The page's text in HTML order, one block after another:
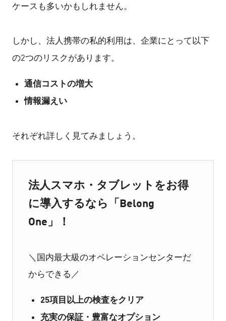
ケースも多いかもしれません。
しかし、法人携帯の私的利用は、企業にとって以下
の2つのリスクがあります。
通信コストの増大
情報漏えい
それぞれ詳しく見てみましょう。
法人スマホ・タブレットをお得
に導入するなら「Belong
One」！
＼国内最大級のオペレーションセンターだ
からできる／
25項目以上の検査をクリア
充実の保証・豊富なオプション